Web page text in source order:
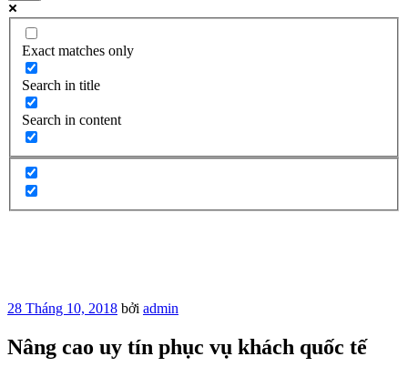
Exact matches only
Search in title
Search in content
Đăng
28 Tháng 10, 2018 bởi admin
Nâng cao uy tín phục vụ khách quốc tế